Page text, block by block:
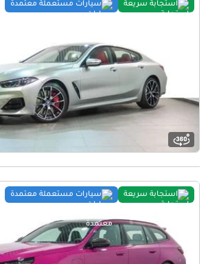
استجابة سريعة سيارات مستعملة معتمدة
استجابة سريعة سيارات مستعملة معتمدة